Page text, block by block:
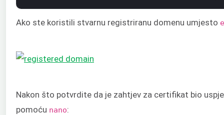
Ako ste koristili stvarnu registriranu domenu umjesto
Nakon što potvrdite da je zahtjev za certifikat bio
pomoću nano: